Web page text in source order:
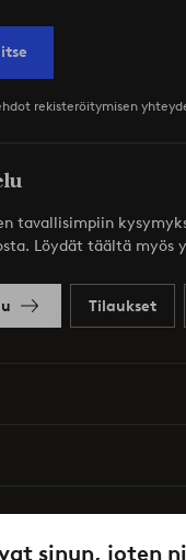
sinun, joten
rekisteröitymisen
tavallisimpiin
Löydät täältä myös
Tilaukset